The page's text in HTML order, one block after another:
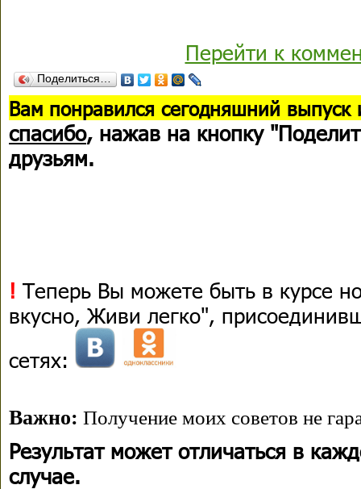
Перейти к
Поделиться…
Вам понравился сегодняшний выпуск
спасибо, нажав на кнопку
друзьям.
! Теперь Вы можете быть в курсе
вкусно, Живи легко",
сетях:
Важно: Получение моих советов не
Результат может отличаться в
случае.